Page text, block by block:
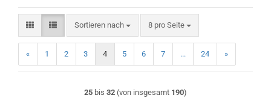
Sortieren nach
Sortieren nach 8 pro Seite
pro Seite
« 1 2 3 4 5 6 7 ... 24 »
25 bis 32 (von insgesamt 190)